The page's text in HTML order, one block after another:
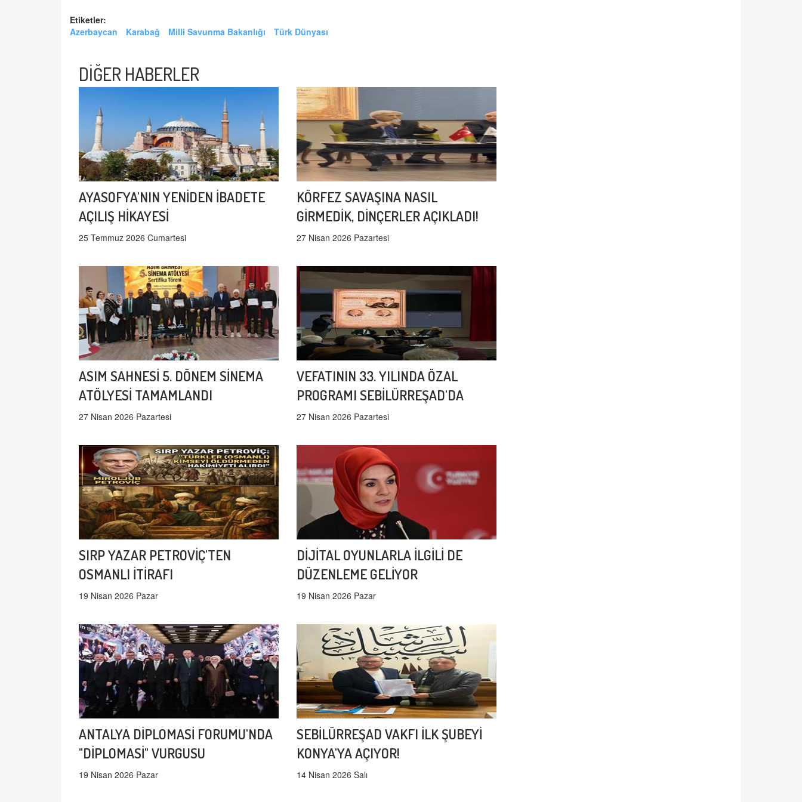
Etiketler:
Azerbaycan
Karabağ Milli Savunma Bakanlığı Türk Dünyası
DİĞER HABERLER
AYASOFYA'NIN YENİDEN İBADETE
AÇILIŞ HİKAYESİ
25 Temmuz 2026 Cumartesi
KÖRFEZ SAVAŞINA NASIL
GİRMEDİK, DİNÇERLER AÇIKLADI!
27 Nisan 2026 Pazartesi
ASIM SAHNESİ 5. DÖNEM SİNEMA
ATÖLYESİ TAMAMLANDI
27 Nisan 2026 Pazartesi
VEFATININ 33. YILINDA ÖZAL
PROGRAMI SEBİLÜRREŞAD'DA
27 Nisan 2026 Pazartesi
SIRP YAZAR PETROVİÇ'TEN
OSMANLI İTİRAFI
19 Nisan 2026 Pazar
DİJİTAL OYUNLARLA İLGİLİ DE
DÜZENLEME GELİYOR
19 Nisan 2026 Pazar
ANTALYA DİPLOMASİ FORUMU'NDA
"DİPLOMASİ" VURGUSU
19 Nisan 2026 Pazar
SEBİLÜRREŞAD VAKFI İLK ŞUBEYİ
KONYA'YA AÇIYOR!
14 Nisan 2026 Salı